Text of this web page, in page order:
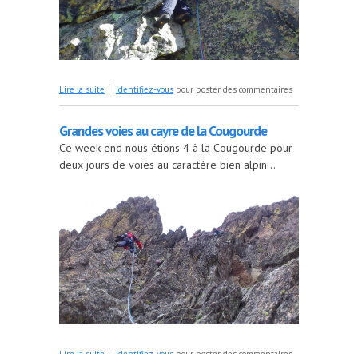
Lire la suite de Corno Stella
Identifiez-vous pour poster des commentaires
Grandes voies au cayre de la Cougourde
Ce week end nous étions 4 à la Cougourde pour
deux jours de voies au caractère bien alpin...